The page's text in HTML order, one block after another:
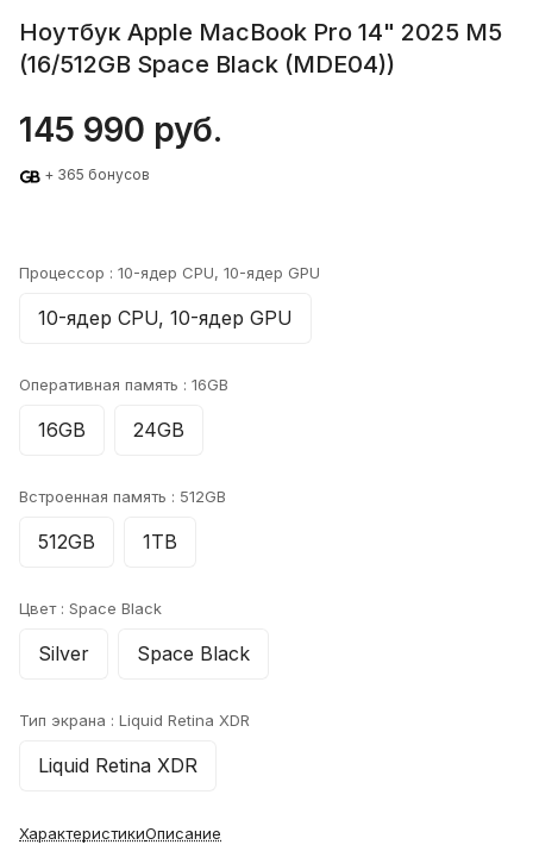
Ноутбук Apple MacBook Pro 14" 2025 M5
(16/512GB Space Black (MDE04))
145 990 руб.
+ 365 бонусов
Процессор : 10-ядер CPU, 10-ядер GPU
10-ядер CPU, 10-ядер GPU
Оперативная память : 16GB
16GB 24GB
Встроенная память : 512GB
512GB 1TB
Цвет : Space Black
Silver Space Black
Тип экрана : Liquid Retina XDR
Liquid Retina XDR
ХарактеристикиОписание